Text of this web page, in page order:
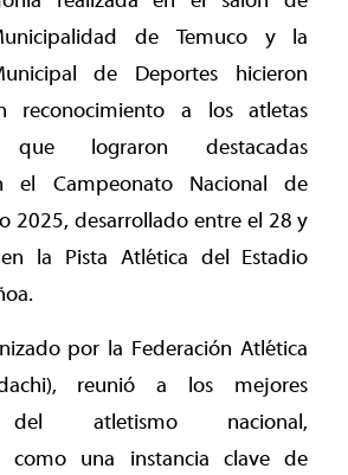
de Temuco y la
de Deportes hicieron
reconocimiento a los atletas
que lograron destacadas
el Campeonato Nacional de
2025, desarrollado entre el 28 y
la Pista Atlética del Estadio
por la Federación Atlética
reunió a los mejores
del atletismo nacional,
como una instancia clave de